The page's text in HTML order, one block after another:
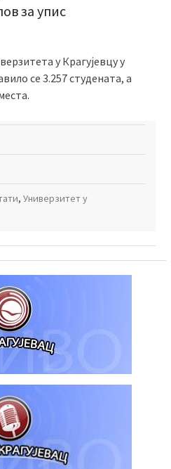
за упис
у Крагујевцу у
се 3.257 студената, а
, Универзитет у